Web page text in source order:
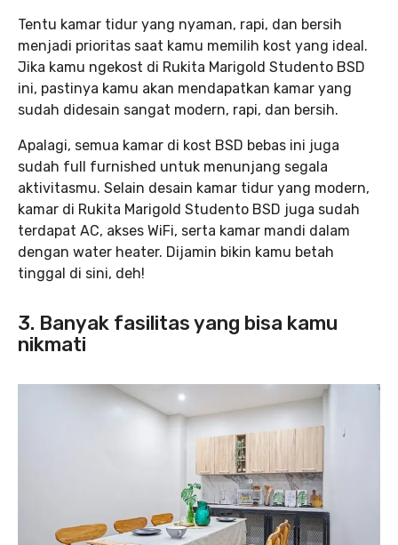
Tentu kamar tidur yang nyaman, rapi, dan bersih
menjadi prioritas saat kamu memilih kost yang ideal.
Jika kamu ngekost di Rukita Marigold Studento BSD
ini, pastinya kamu akan mendapatkan kamar yang
sudah didesain sangat modern, rapi, dan bersih.
Apalagi, semua kamar di kost BSD bebas ini juga
sudah full furnished untuk menunjang segala
aktivitasmu. Selain desain kamar tidur yang modern,
kamar di Rukita Marigold Studento BSD juga sudah
terdapat AC, akses WiFi, serta kamar mandi dalam
dengan water heater. Dijamin bikin kamu betah
tinggal di sini, deh!
3. Banyak fasilitas yang bisa kamu
nikmati